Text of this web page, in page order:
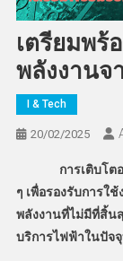
เตรียมพร้
พลังงานจ
I & Tech
20/02/2025
การเติบโต
ๆ เพื่อรองรับการใช้
พลังงานที่ไม่มีที่สิ้น
บริการไฟฟ้าในปัจ